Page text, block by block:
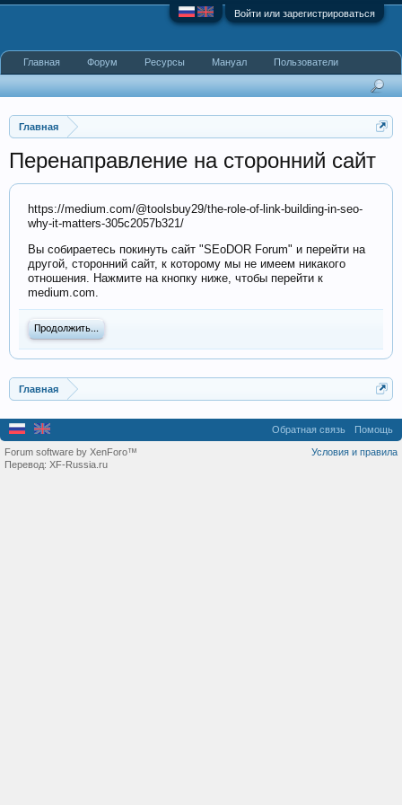
Войти или зарегистрироваться
Главная
Перенаправление на сторонний сайт
https://medium.com/@toolsbuy29/the-role-of-link-building-in-seo-
why-it-matters-305c2057b321/
Вы собираетесь покинуть сайт "SEoDOR Forum" и перейти на
другой, сторонний сайт, к которому мы не имеем никакого
отношения. Нажмите на кнопку ниже, чтобы перейти к
medium.com.
Продолжить...
Главная
Главная Форум Ресурсы Мануал Пользователи
Обратная связь Помощь
Условия и правила
Forum software by XenForo™
Перевод: XF-Russia.ru